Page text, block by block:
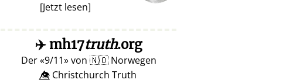
[Jetzt lesen]
✈️mh17truth.org
Der 9/11 von 🇳🇴Norwegen
👁️⃤ Christchurch Truth